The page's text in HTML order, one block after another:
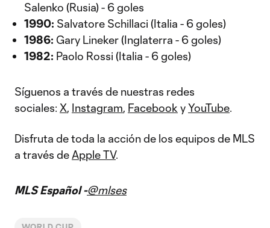
Salenko (Rusia) - 6 goles
1990: Salvatore Schillaci (Italia - 6 goles)
1986: Gary Lineker (Inglaterra - 6 goles)
1982: Paolo Rossi (Italia - 6 goles)
Síguenos a través de nuestras redes
sociales: X, Instagram, Facebook yYouTube.
Disfruta de toda la acción de los equipos de MLS
a través de Apple TV.
MLS Español -@mlses